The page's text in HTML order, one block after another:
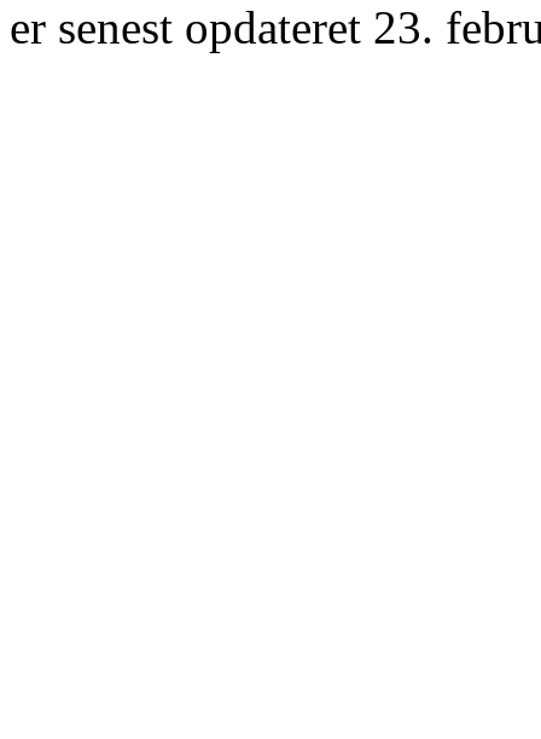
er senest opdateret 23.